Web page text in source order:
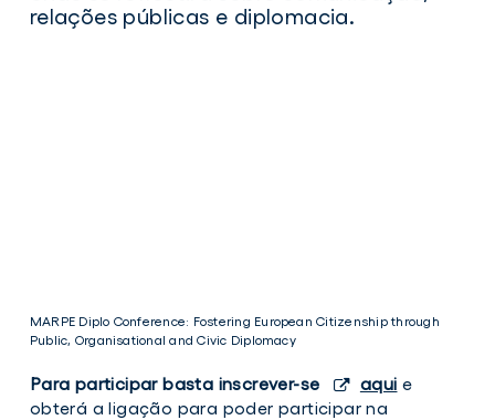
relações públicas e diplomacia.
MARPE Diplo Conference: Fostering European Citizenship through
Public, Organisational and Civic Diplomacy
Para participar basta inscrever-se aqui e
obterá a ligação para poder participar na